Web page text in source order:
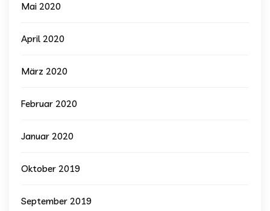
Mai 2020
April 2020
März 2020
Februar 2020
Januar 2020
Oktober 2019
September 2019